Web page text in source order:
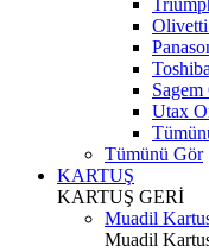
Utax
Tümünü Gör
KARTUŞ
KARTUŞ GERİ
Muadil
Muadil